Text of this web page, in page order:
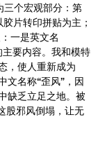
三个宏观部分：第
片转印拼贴为主；
一是英文名
要内容。我和模特
，使人重新成为
文名称“歪风”，因
缺乏立足之地。被
股邪风倒塌，让无